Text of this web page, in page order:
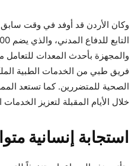
وكان الأردن قد أوفد في وقت سابق
والمجهزة بأحدث المعدات للتعامل
فريق طبي من الخدمات الطبية
الصحية للمتضررين. كما تستعد
خلال الأيام المقبلة لتعزيز
استجابة إنسانية